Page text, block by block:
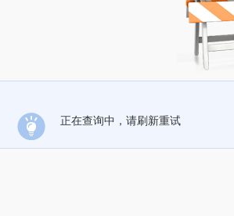
正在查询中，请刷新重试